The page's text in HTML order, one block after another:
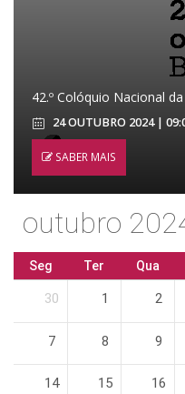
42.º Colóquio Nacional
24 OUTUBRO 2024 |
SABER MAIS
outubro
Seg Ter Qua
30 1 2
7 8 9
14 15 16